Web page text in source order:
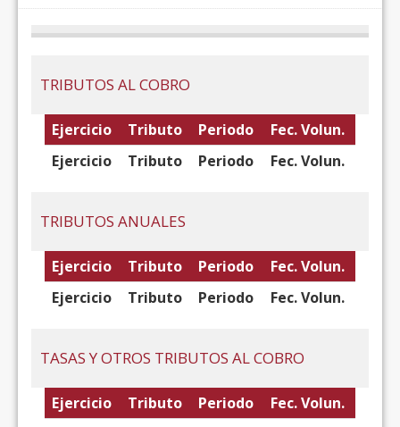
TRIBUTOS AL COBRO
Ejercicio Tributo Periodo
Fec. Volun.
Ejercicio
Tributo Periodo Fec. Volun.
TRIBUTOS ANUALES
Ejercicio Tributo Periodo
Fec. Volun.
Ejercicio
Tributo Periodo Fec. Volun.
TASAS Y OTROS TRIBUTOS AL COBRO
Ejercicio Tributo Periodo
Fec. Volun.